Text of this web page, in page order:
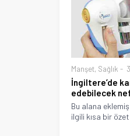
Manşet, Sağlık
İngiltere’de
edebilecek
Bu alana
ilgili kısa bir